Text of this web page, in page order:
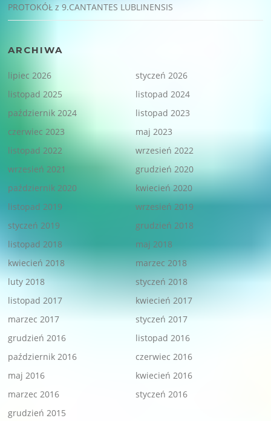
PROTOKÓŁ z 9.CANTANTES LUBLINENSIS
ARCHIWA
lipiec 2026
styczeń 2026
listopad 2025
listopad 2024
październik 2024
listopad 2023
czerwiec 2023
maj 2023
listopad 2022
wrzesień 2022
wrzesień 2021
grudzień 2020
październik 2020
kwiecień 2020
listopad 2019
wrzesień 2019
styczeń 2019
grudzień 2018
listopad 2018
maj 2018
kwiecień 2018
marzec 2018
luty 2018
styczeń 2018
listopad 2017
kwiecień 2017
marzec 2017
styczeń 2017
grudzień 2016
listopad 2016
październik 2016
czerwiec 2016
maj 2016
kwiecień 2016
marzec 2016
styczeń 2016
grudzień 2015